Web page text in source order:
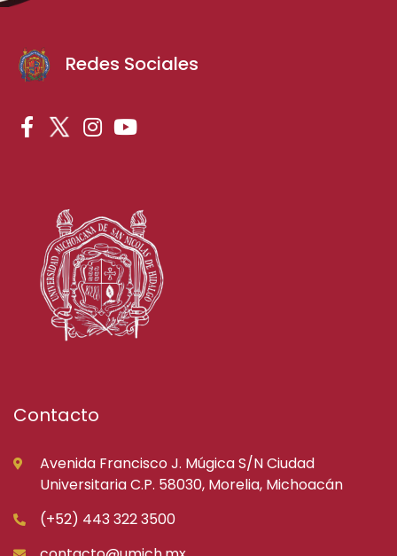
Redes Sociales
Contacto
Avenida Francisco J. Múgica S/N Ciudad
Universitaria C.P. 58030, Morelia, Michoacán
(+52) 443 322 3500